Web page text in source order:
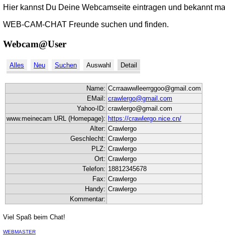
Hier kannst Du Deine Webcamseite eintragen und bekannt
WEB-CAM-CHAT Freunde suchen und finden.
Webcam@User
Alles Neu Suchen Auswahl Detail
Name: Ccrraawwlleerrggoo@gmail.com
EMail: crawlergo@gmail.com
Yahoo-ID: crawlergo@gmail.com
www.meinecam URL (Homepage): https://crawlergo.nice.cn/
Alter: Crawlergo
Geschlecht: Crawlergo
PLZ: Crawlergo
Ort: Crawlergo
Telefon: 18812345678
Fax: Crawlergo
Handy: Crawlergo
Kommentar:
Viel Spaß beim Chat!
WEBMASTER